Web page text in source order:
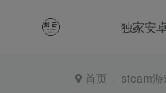
独家安
首页 steam游